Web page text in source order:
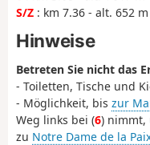
S/Z : km 7.36 - alt. 652
Hinweise
Betreten Sie nicht das
- Toiletten, Tische und
- Möglichkeit, bis zur
Weg links bei (6) nimmt,
zu Notre Dame de la